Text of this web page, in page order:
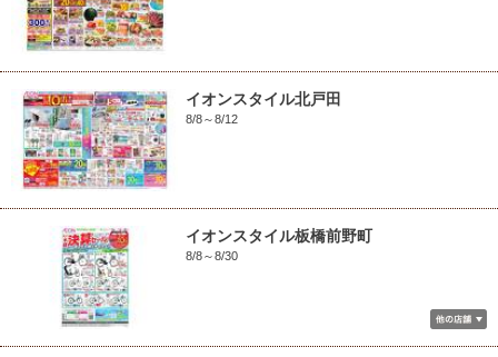
イオンスタイル北戸田
8/8～8/12
イオンスタイル板橋前野町
8/8～8/30